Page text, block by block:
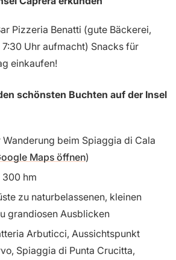
Pizzeria Benatti (gute Bäckerei,
Uhr aufmacht) Snacks für
einkaufen!
schönsten Buchten auf der Insel
beim Spiaggia di Cala
Maps öffnen)
300 hm
zu naturbelassenen, kleinen
grandiosen Ausblicken
Arbuticci, Aussichtspunkt
Spiaggia di Punta Crucitta,